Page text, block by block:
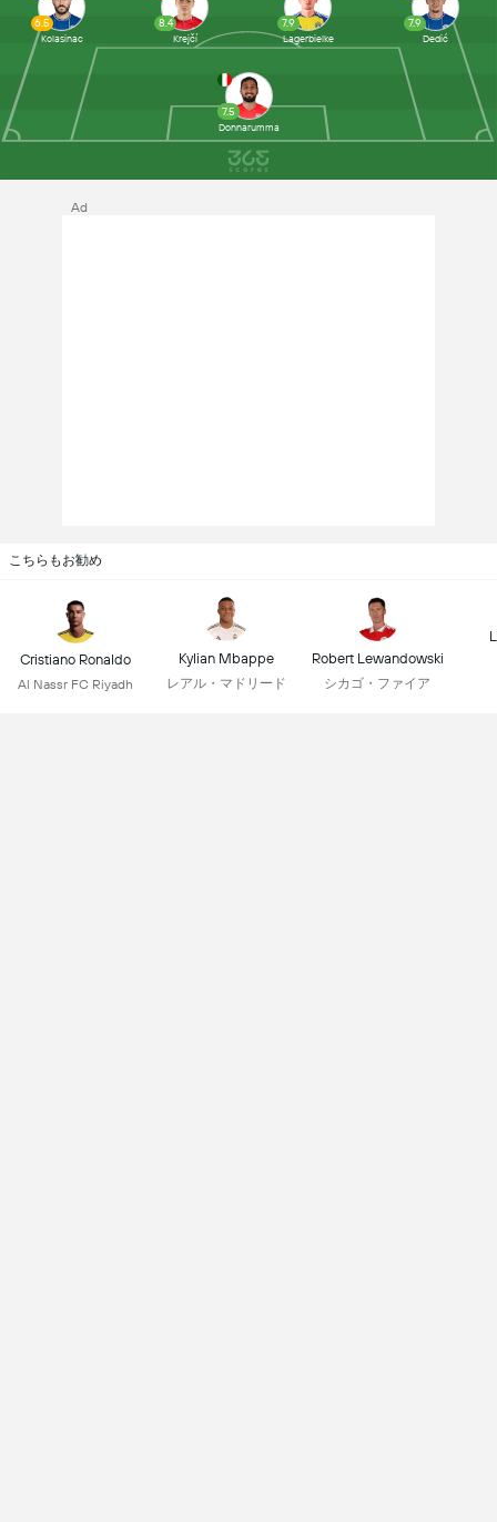
7.5
Donnarumma
8.4
Krejčí
6.5
Kolasinac
7.9
Dedić
7.9
Lagerbielke
Ad
こちらもお勧め
Cristiano Ronaldo
Al Nassr FC Riyadh
Kylian Mbappe
レアル・マドリード
Robert Lewandowski
シカゴ・ファイア